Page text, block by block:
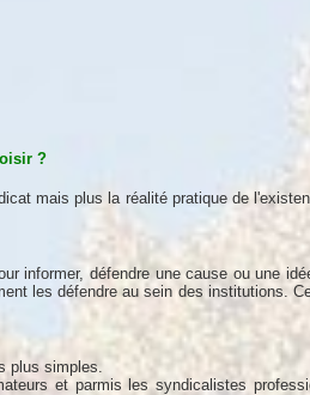
?
mais plus la réalité pratique de
informer, défendre une cause ou une
les défendre au sein des institutions.
plus simples.
et parmis les syndicalistes